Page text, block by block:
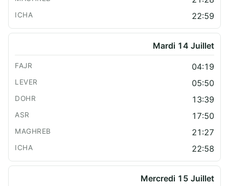
22:59
Mardi 14 Juillet
04:19
05:50
13:39
17:50
21:27
22:58
Mercredi 15 Juillet